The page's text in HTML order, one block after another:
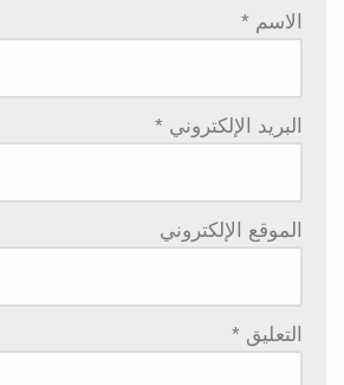
الاسم *
البريد الإلكتروني *
الموقع الإلكتروني
التعليق *